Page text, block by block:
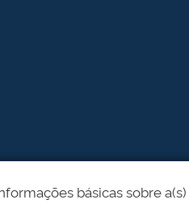
básicas sobre a(s)